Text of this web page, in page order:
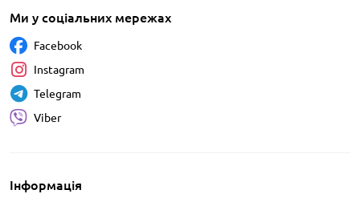
Інформація
Ми у соціальних мережах
Facebook
Instagram
Telegram
Viber